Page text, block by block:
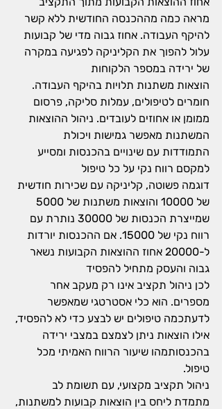
מראה כמה מההכנסה החודשית ללא קשר
להיקף העבודה. אחוז גבוה מדי של קבועות
עלול להפוך את הקליניקה לפגיעה במקרה
של ירידה במספר הלקוחות
הוצאות משתנות תלויות בהיקף העבודה.
חומרים לטיפולים, עמלות סליקה, פרסום
ממומן או אחוזים לעובדים. ניהול ההוצאות
המשתנות מאפשר גמישות ויכולת
התמודדות עם שינויים בהכנסות ומסייע
למקסם רווח נקי על כל טיפול
דוגמה פשוטה, קליניקה עם שכירות חודשית
שמייצרת הכנסות של 30000 נותרת עם
רווח נקי של 15000. אם ההכנסות יורדות
ל-20000 אחוז ההוצאות הקבועות נשאר
גבוה והעסק מתחיל להפסיד
לכן ניהול תקציב אינו רק מעקב אחר
מספרים. הוא כלי אסטרטגי שמאפשר
לדעתכמה טיפולים יש לבצע כדי לא להפסיד,
אילו הוצאות ניתן לצמצם במצבי ירידה
בהכנסותמהו שיעור הרווח האמיתי מכל
טיפול.
ניהול תקציב מקצועי, עם תשומת לב
מתמדת ליחס בין הוצאות קבועות למשתנות,